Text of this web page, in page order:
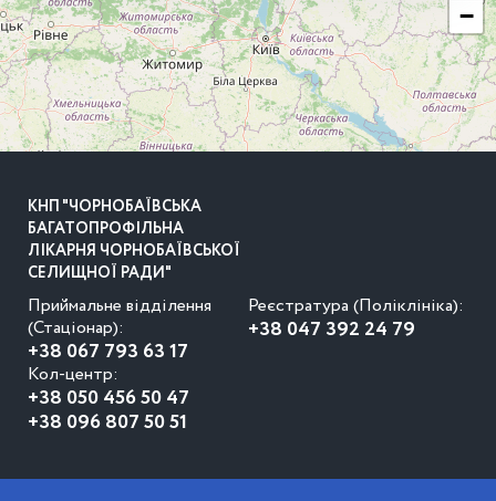
−
КНП "ЧОРНОБАЇВСЬКА
БАГАТОПРОФІЛЬНА
ЛІКАРНЯ ЧОРНОБАЇВСЬКОЇ
СЕЛИЩНОЇ РАДИ"
Приймальне відділення
(Стаціонар):
+38 067 793 63 17
Реєстратура (Поліклініка):
+38 047 392 24 79
Кол-центр:
+38 050 456 50 47
+38 096 807 50 51